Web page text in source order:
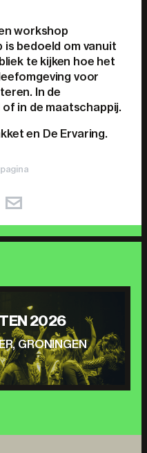
workshop
is bedoeld om vanuit
te kijken hoe het
voor
In de
in de maatschappij.
en De Ervaring.
2026
GRONINGEN